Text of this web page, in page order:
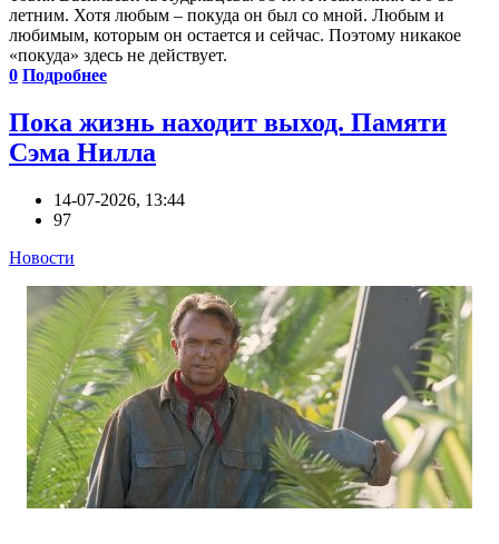
летним. Хотя любым – покуда он был со мной. Любым и
любимым, которым он остается и сейчас. Поэтому никакое
«покуда» здесь не действует.
0 Подробнее
Пока жизнь находит выход. Памяти
Сэма Нилла
14-07-2026, 13:44
97
Новости